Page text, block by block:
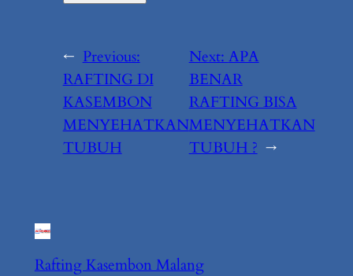
← Previous:
RAFTING DI
KASEMBON
MENYEHATKAN
TUBUH
Next: APA
BENAR
RAFTING BISA
MENYEHATKAN
TUBUH ? →
Rafting Kasembon Malang